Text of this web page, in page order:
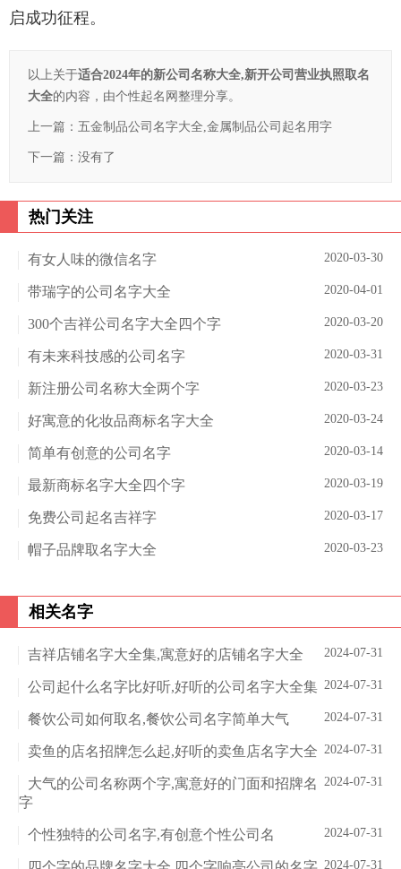
启成功征程。
以上关于适合2024年的新公司名称大全,新开公司营业执照取名
大全的内容，由个性起名网整理分享。
上一篇： 五金制品公司名字大全,金属制品公司起名用字
下一篇：没有了
热门关注
2020-03-30
有女人味的微信名字
2020-04-01
带瑞字的公司名字大全
2020-03-20
300个吉祥公司名字大全四个字
2020-03-31
有未来科技感的公司名字
2020-03-23
新注册公司名称大全两个字
2020-03-24
好寓意的化妆品商标名字大全
2020-03-14
简单有创意的公司名字
2020-03-19
最新商标名字大全四个字
2020-03-17
免费公司起名吉祥字
2020-03-23
帽子品牌取名字大全
相关名字
2024-07-31
吉祥店铺名字大全集,寓意好的店铺名字大全
2024-07-31
公司起什么名字比好听,好听的公司名字大全集
2024-07-31
餐饮公司如何取名,餐饮公司名字简单大气
2024-07-31
卖鱼的店名招牌怎么起,好听的卖鱼店名字大全
2024-07-31
大气的公司名称两个字,寓意好的门面和招牌名
字
2024-07-31
个性独特的公司名字,有创意个性公司名
2024-07-31